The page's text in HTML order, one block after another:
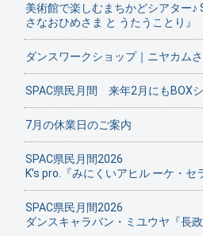
美術館で楽しむまちかどシアター♪
さなおひめさま と うたうことり』
ダンスワークショップ｜ニヤカム
SPAC県民月間 来年2月にもBOX
7月の休業日のご案内
SPAC県民月間2026
K’s pro.『みにくいアヒル ーケ・セ
SPAC県民月間2026
ダンスキャラバン・ミユウヤ『長政